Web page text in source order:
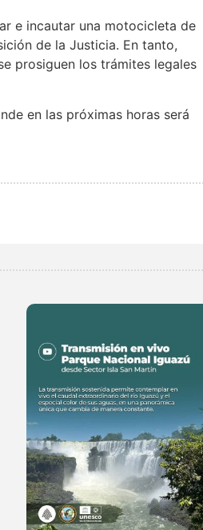
e incautar una motocicleta de
de la Justicia. En tanto,
prosiguen los trámites legales
en las próximas horas será